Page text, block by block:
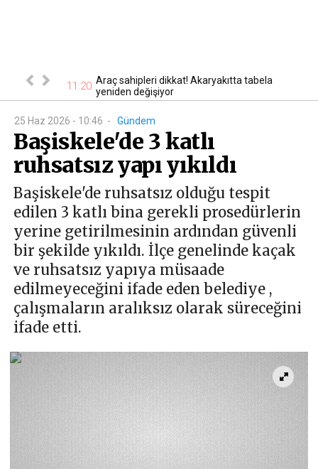
son 11:20 Araç sahipleri dikkat! Akaryakıtta tabela
yeniden değişiyor
25 Haz 2026 - 10:46 - Gündem
Başiskele'de 3 katlı
ruhsatsız yapı yıkıldı
Başiskele'de ruhsatsız olduğu tespit
edilen 3 katlı bina gerekli prosedürlerin
yerine getirilmesinin ardından güvenli
bir şekilde yıkıldı. İlçe genelinde kaçak
ve ruhsatsız yapıya müsaade
edilmeyeceğini ifade eden belediye ,
çalışmaların aralıksız olarak süreceğini
ifade etti.